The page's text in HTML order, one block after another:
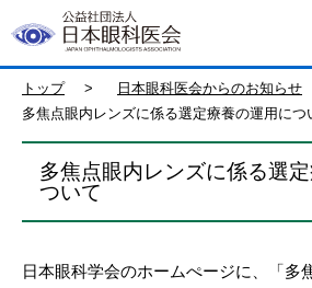
トップ > 日本眼科医会からのお知らせ
多焦点眼内レンズに係る選定療養の運用につ
多焦点眼内レンズに係る選
ついて
日本眼科学会のホームぺージに、「多